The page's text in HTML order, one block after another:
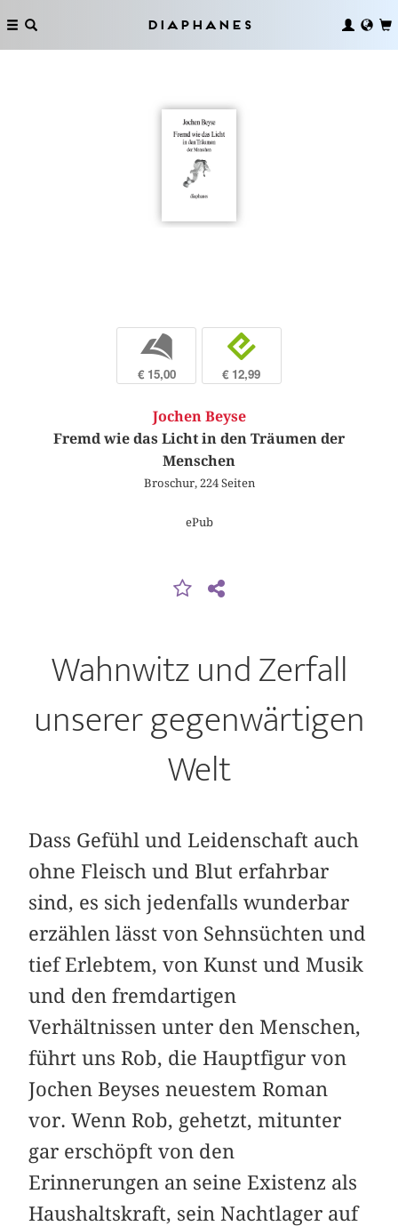
Diaphanes
b
€ 15,00
e
€ 12,99
Jochen Beyse
Fremd wie das Licht in den Träumen der
Menschen
Broschur, 224 Seiten
ePub
Wahnwitz und Zerfall
unserer gegenwärtigen
Welt
Dass Gefühl und Leidenschaft auch
ohne Fleisch und Blut erfahrbar
sind, es sich jedenfalls wunderbar
erzählen lässt von Sehnsüchten und
tief Erlebtem, von Kunst und Musik
und den fremdartigen
Verhältnissen unter den Menschen,
führt uns Rob, die Hauptfigur von
Jochen Beyses neuestem Roman
vor. Wenn Rob, gehetzt, mitunter
gar erschöpft von den
Erinnerungen an seine Existenz als
Haushaltskraft, sein Nachtlager auf